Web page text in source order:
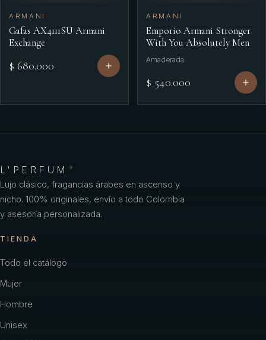
ARMANI
Gafas AX4111SU Armani
Exchange
$ 680.000
ARMANI
Emporio Armani Stronger
With You Absolutely Men
Amaderada
$ 540.000
L'PERFUM ®
Lujo clásico, fragancias árabes en ascenso y
nicho. 100% originales, envío a todo Colombia
y asesoría personalizada.
TIENDA
Todo el catálogo
Mujer
Hombre
Unisex